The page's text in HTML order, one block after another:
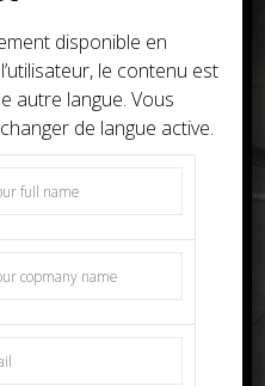
disponible en
le contenu est
autre langue. Vous
de langue active.